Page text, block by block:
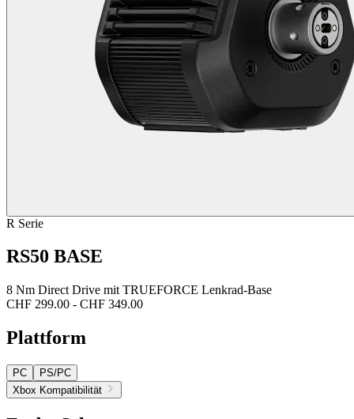
R Serie
RS50 BASE
8 Nm Direct Drive mit TRUEFORCE Lenkrad-Base
CHF 299.00 - CHF 349.00
Plattform
PC
PS/PC
Xbox Kompatibilität